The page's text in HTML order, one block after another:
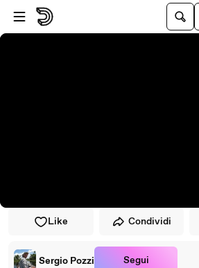
Vai al lettore
Passa al contenuto principale
Like Condividi
Sergio Pozzi Segui